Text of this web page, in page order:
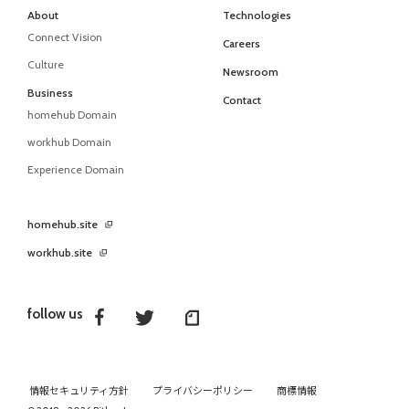
follow us
About
Connect Vision
Culture
Business
homehub Domain
workhub Domain
Experience Domain
Technologies
Careers
Newsroom
Contact
homehub.site
workhub.site
情報セキュリティ方針 プライバシーポリシー
商標情報